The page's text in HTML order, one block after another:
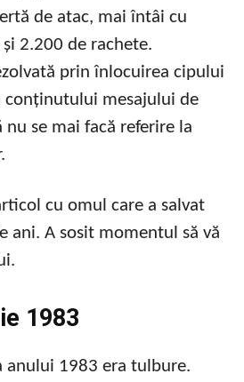
de atac, mai întâi cu
2.200 de rachete.
prin înlocuirea cipului
conținutului mesajului de
nu se mai facă referire la
cu omul care a salvat
ani. A sosit momentul să vă
1983
anului 1983 era tulbure.